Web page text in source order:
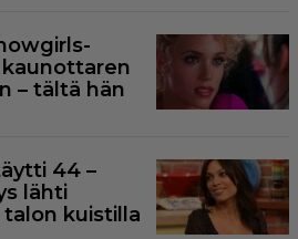
– tältä hän
44 –
lähti
kuistilla